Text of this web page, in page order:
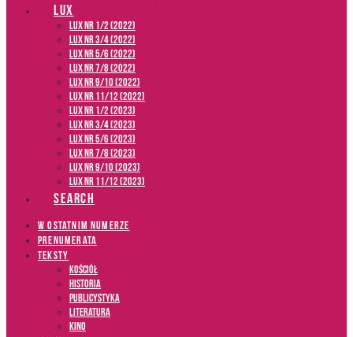
LUX
LUX NR 1/2 (2022)
LUX NR 3/4 (2022)
LUX NR 5/6 (2022)
LUX NR 7/8 (2022)
LUX nr 9/10 (2022)
LUX NR 11/12 (2022)
LUX NR 1/2 (2023)
LUX NR 3/4 (2023)
LUX NR 5/6 (2023)
LUX NR 7/8 (2023)
LUX NR 9/10 (2023)
LUX NR 11/12 (2023)
SEARCH
W OSTATNIM NUMERZE
PRENUMERATA
TEKSTY
Kościół
Historia
Publicystyka
Literatura
Kino